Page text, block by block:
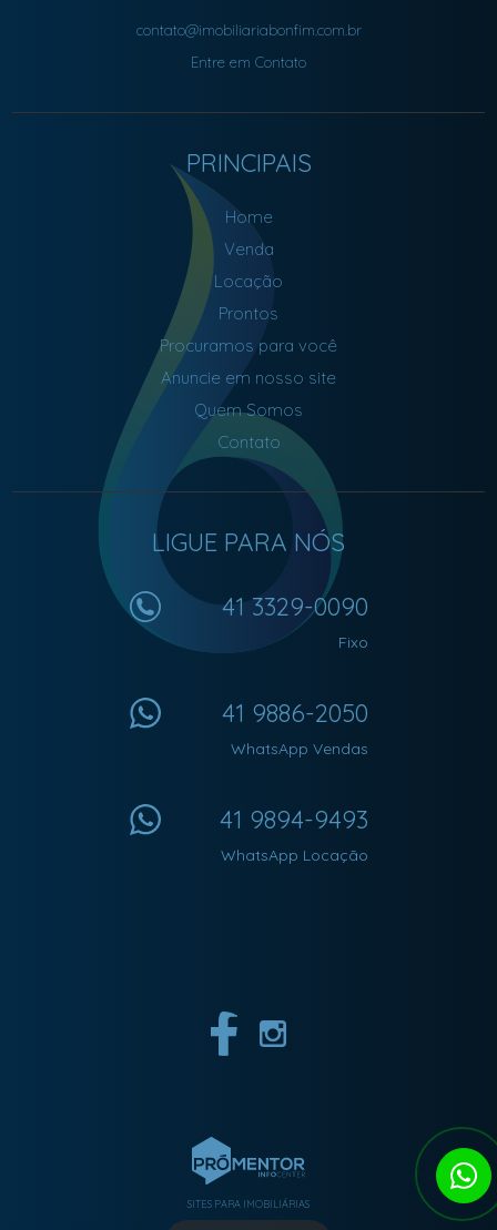
contato@imobiliariabonfim.com.br
Entre em Contato
PRINCIPAIS
Home
Venda
Locação
Prontos
Procuramos para você
Anuncie em nosso site
Quem Somos
Contato
LIGUE PARA NÓS
41 3329-0090
Fixo
41 9886-2050
WhatsApp Vendas
41 9894-9493
WhatsApp Locação
SITES PARA IMOBILIÁRIAS